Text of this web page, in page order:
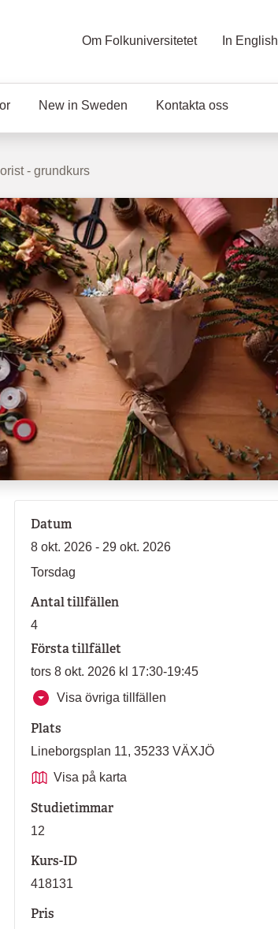
Om Folkuniversitetet In English
New in Sweden Kontakta oss
- grundkurs
Datum
8 okt. 2026 - 29 okt. 2026
Torsdag
Antal tillfällen
4
Första tillfället
tors 8 okt. 2026 kl 17:30-19:45
Visa övriga tillfällen
Plats
Lineborgsplan 11, 35233 VÄXJÖ
Visa på karta
Studietimmar
12
Kurs-ID
418131
Pris